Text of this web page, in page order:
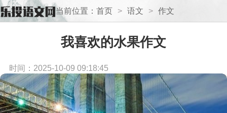
当前位置： 首页 > 语文 > 作文
我喜欢的水果作文
时间：2025-10-09 09:18:45